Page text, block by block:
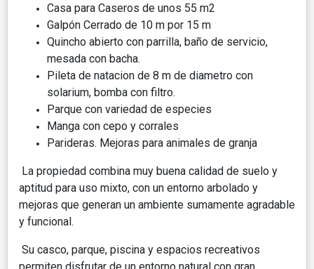
Casa para Caseros de unos 55 m2
Galpón Cerrado de 10 m por 15 m
Quincho abierto con parrilla, baño de servicio,
mesada con bacha.
Pileta de natacion de 8 m de diametro con
solarium, bomba con filtro.
Parque con variedad de especies
Manga con cepo y corrales
Parideras. Mejoras para animales de granja
La propiedad combina muy buena calidad de suelo y
aptitud para uso mixto, con un entorno arbolado y
mejoras que generan un ambiente sumamente agradable
y funcional.
Su casco, parque, piscina y espacios recreativos